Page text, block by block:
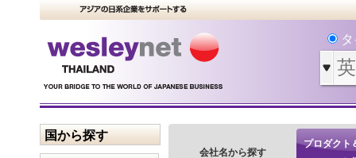
国から探す
会社名から探す
プロダクト